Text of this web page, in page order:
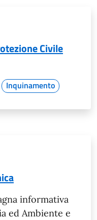
Civile
Inquinamento
informativa
ed Ambiente e